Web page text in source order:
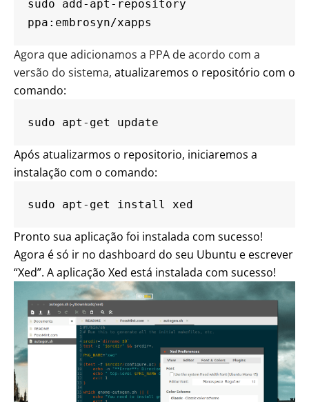
sudo add-apt-repository
ppa:embrosyn/xapps
Agora que adicionamos a PPA de acordo com a
versão do sistema, atualizaremos o repositório com o
comando:
sudo apt-get update
Após atualizarmos o repositorio, iniciaremos a
instalação com o comando:
sudo apt-get install xed
Pronto sua aplicação foi instalada com sucesso!
Agora é só ir no dashboard do seu Ubuntu e escrever
“Xed”. A aplicação Xed está instalada com sucesso!